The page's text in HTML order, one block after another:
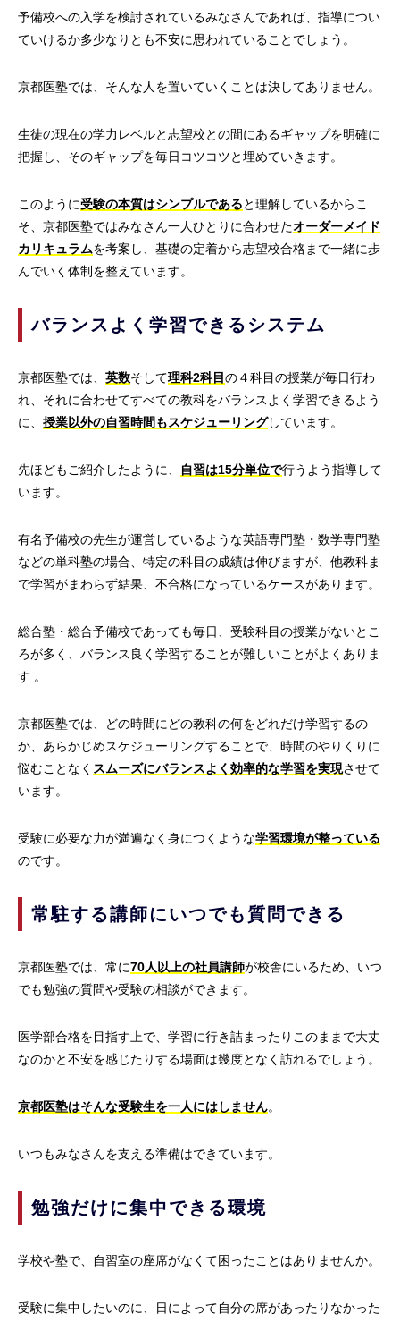
予備校への入学を検討されているみなさんであれば、指導につい
ていけるか多少なりとも不安に思われていることでしょう。
京都医塾では、そんな人を置いていくことは決してありません。
生徒の現在の学力レベルと志望校との間にあるギャップを明確に
把握し、そのギャップを毎日コツコツと埋めていきます。
このように受験の本質はシンプルであると理解しているからこ
そ、京都医塾ではみなさん一人ひとりに合わせたオーダーメイド
カリキュラムを考案し、基礎の定着から志望校合格まで一緒に歩
んでいく体制を整えています。
バランスよく学習できるシステム
京都医塾では、 英数そして理科2科目の４科目の授業が毎日行わ
れ、それに合わせてすべての教科をバランスよく学習できるよう
に、 授業以外の自習時間もスケジューリングしています。
先ほどもご紹介したように、 自習は15分単位で行うよう指導して
います。
有名予備校の先生が運営しているような英語専門塾・数学専門塾
などの単科塾の場合、特定の科目の成績は伸びますが、他教科ま
で学習がまわらず結果、不合格になっているケースがあります。
総合塾・総合予備校であっても毎日、受験科目の授業がないとこ
ろが多く、バランス良く学習することが難しいことがよくありま
す 。
京都医塾では、どの時間にどの教科の何をどれだけ学習するの
か、あらかじめスケジューリングすることで、時間のやりくりに
悩むことなく スムーズにバランスよく効率的な学習を実現させて
います。
受験に必要な力が満遍なく身につくような学習環境が整っている
のです。
常駐する講師にいつでも質問できる
京都医塾では、常に70人以上の社員講師が校舎にいるため、いつ
でも勉強の質問や受験の相談ができます。
医学部合格を目指す上で、学習に行き詰まったりこのままで大丈
なのかと不安を感じたりする場面は幾度となく訪れるでしょう。
京都医塾はそんな受験生を一人にはしません。
いつもみなさんを支える準備はできています。
勉強だけに集中できる環境
学校や塾で、自習室の座席がなくて困ったことはありませんか。
受験に集中したいのに、日によって自分の席があったりなかった